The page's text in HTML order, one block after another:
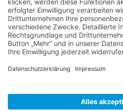
Informationen
* Alle Preise inkl. gesetzl.
Nachnahmegebühren, wenn
Bestellung Downloads
Widerrufsbelehrung